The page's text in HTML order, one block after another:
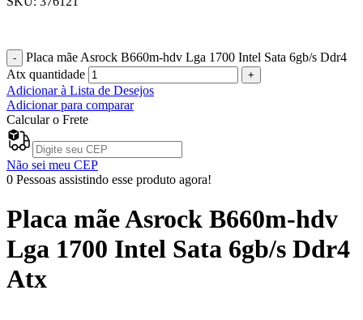
Placa mãe Asrock B660m-hdv Lga 1700 Intel Sata 6gb/s Ddr4
Atx quantidade
Adicionar à Lista de Desejos
Adicionar para comparar
Calcular o Frete
Não sei meu CEP
0 Pessoas assistindo esse produto agora!
Placa mãe Asrock B660m-hdv
Lga 1700 Intel Sata 6gb/s Ddr4
Atx